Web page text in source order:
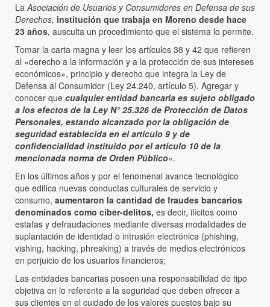
La Asociación de Usuarios y Consumidores en Defensa de sus
Derechos, institución que trabaja en Moreno desde hace
23 años, ausculta un procedimiento que el sistema lo permite.
Tomar la carta magna y leer los artículos 38 y 42 que refieren
al «derecho a la información y a la protección de sus intereses
económicos», principio y derecho que integra la Ley de
Defensa al Consumidor (Ley 24.240, artículo 5). Agregar y
conocer que cualquier entidad bancaria es sujeto obligado
a los efectos de la Ley N° 25.326 de Protección de Datos
Personales, estando alcanzado por la obligación de
seguridad establecida en el artículo 9 y de
confidencialidad instituido por el artículo 10 de la
mencionada norma de Orden Público«.
En los últimos años y por el fenomenal avance tecnológico
que edifica nuevas conductas culturales de servicio y
consumo, aumentaron la cantidad de fraudes bancarios
denominados como ciber-delitos, es decir, ilícitos como
estafas y defraudaciones mediante diversas modalidades de
suplantación de identidad o intrusión electrónica (phishing,
vishing, hacking, phreaking) a través de medios electrónicos
en perjuicio de los usuarios financieros;
Las entidades bancarias poseen una responsabilidad de tipo
objetiva en lo referente a la seguridad que deben ofrecer a
sus clientes en el cuidado de los valores puestos bajo su